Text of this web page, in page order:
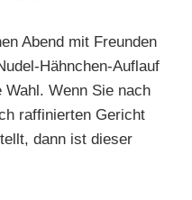
Abend mit Freunden
Hähnchen-Auflauf
Wenn Sie nach
raffinierten Gericht
dann ist dieser